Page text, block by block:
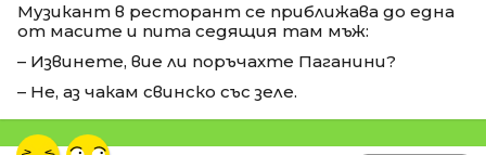
Музикант в ресторант се приближава до една
от масите и пита седящия там мъж:
– Извинете, вие ли поръчахте Паганини?
– Не, аз чакам свинско със зеле.